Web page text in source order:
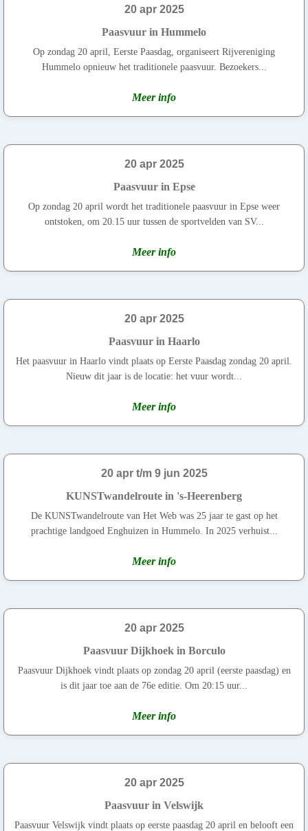
20 apr 2025
Paasvuur in Hummelo
Op zondag 20 april, Eerste Paasdag, organiseert Rijvereniging
Hummelo opnieuw het traditionele paasvuur. Bezoekers...
Meer info
20 apr 2025
Paasvuur in Epse
Op zondag 20 april wordt het traditionele paasvuur in Epse weer
ontstoken, om 20.15 uur tussen de sportvelden van SV...
Meer info
20 apr 2025
Paasvuur in Haarlo
Het paasvuur in Haarlo vindt plaats op Eerste Paasdag zondag 20 april.
Nieuw dit jaar is de locatie: het vuur wordt...
Meer info
20 apr t/m 9 jun 2025
KUNSTwandelroute in 's-Heerenberg
De KUNSTwandelroute van Het Web was 25 jaar te gast op het
prachtige landgoed Enghuizen in Hummelo. In 2025 verhuist...
Meer info
20 apr 2025
Paasvuur Dijkhoek in Borculo
Paasvuur Dijkhoek vindt plaats op zondag 20 april (eerste paasdag) en
is dit jaar toe aan de 76e editie. Om 20:15 uur...
Meer info
20 apr 2025
Paasvuur in Velswijk
Paasvuur Velswijk vindt plaats op eerste paasdag 20 april en belooft een